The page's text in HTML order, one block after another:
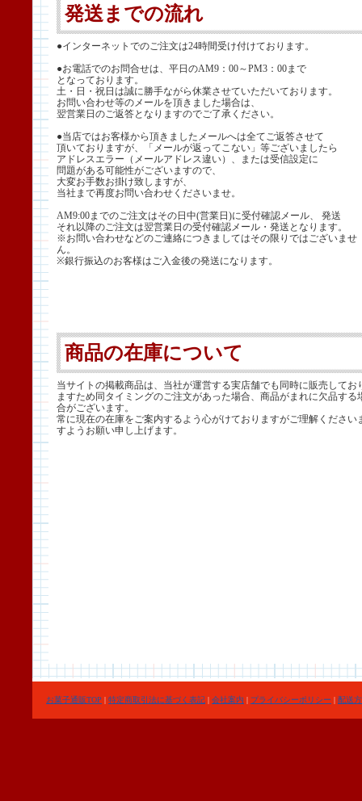
発送までの流れ
●インターネットでのご注文は24時間受け付けております。
●お電話でのお問合せは、平日のAM9：00～PM3：00まで
となっております。
土・日・祝日は誠に勝手ながら休業させていただいております。
お問い合わせ等のメールを頂きました場合は、
翌営業日のご返答となりますのでご了承ください。
●当店ではお客様から頂きましたメールへは全てご返答させて
頂いておりますが、「メールが返ってこない」等ございましたら
アドレスエラー（メールアドレス違い）、または受信設定に
問題がある可能性がございますので、
大変お手数お掛け致しますが、
当社まで再度お問い合わせくださいませ。
AM9:00までのご注文はその日中(営業日)に受付確認メール、 発送
それ以降のご注文は翌営業日の受付確認メール・発送となります。
※お問い合わせなどのご連絡につきましてはその限りではございませ
ん。
※銀行振込のお客様はご入金後の発送になります。
商品の在庫について
当サイトの掲載商品は、当社が運営する実店舗でも同時に販売してお
ますため同タイミングのご注文があった場合、商品がまれに欠品する
合がございます。
常に現在の在庫をご案内するよう心がけておりますがご理解ください
すようお願い申し上げます。
お菓子通販TOP | 特定商取引法に基づく表記 | 会社案内 | プライバシーポリシー | 配送